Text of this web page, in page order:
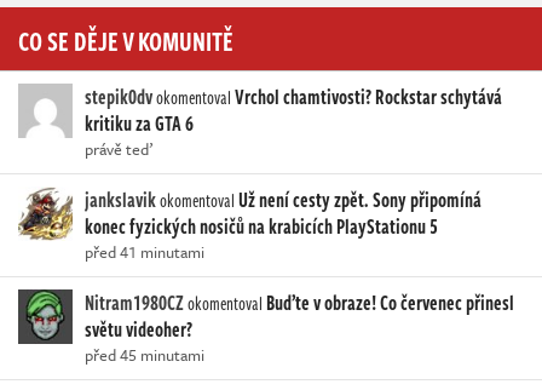
CO SE DĚJE V KOMUNITĚ
stepik0dvokomentovalVrchol chamtivosti? Rockstar schytává
kritiku za GTA 6
právě teď
jankslavikokomentovalUž není cesty zpět. Sony připomíná
konec fyzických nosičů na krabicích PlayStationu 5
před 41 minutami
Nitram1980CZokomentoval Buďte v obraze! Co červenec přinesl
světu videoher?
před 45 minutami